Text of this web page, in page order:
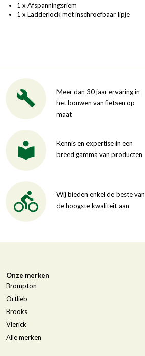
1 x Afspanningsriem
1 x Ladderlock met inschroefbaar lipje
Meer dan 30 jaar ervaring in
het bouwen van fietsen op
maat
Kennis en expertise in een
breed gamma van producten
Wij bieden enkel de beste van
de hoogste kwaliteit aan
Onze merken
Brompton
Ortlieb
Brooks
Vlerick
Alle merken